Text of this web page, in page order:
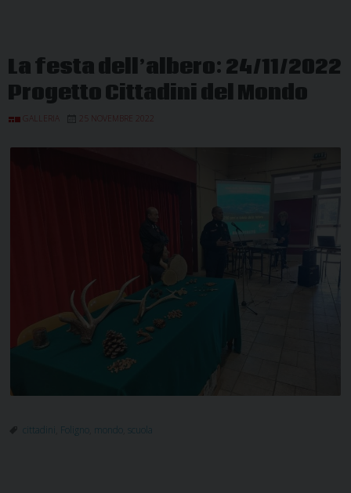
figura
di
Armida
Barelli
La festa dell’albero: 24/11/2022
Progetto Cittadini del Mondo
GALLERIA 25 NOVEMBRE 2022
cittadini Foligno mondo scuola